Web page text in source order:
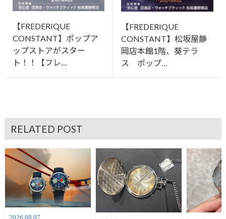
【FREDERIQUE
CONSTANT】ポップア
ップストアがスター
ト！！【フレ…
【FREDERIQUE
CONSTANT】松坂屋静
岡店本館1階、葵テラ
ス ポップ…
RELATED POST
2026.08.07